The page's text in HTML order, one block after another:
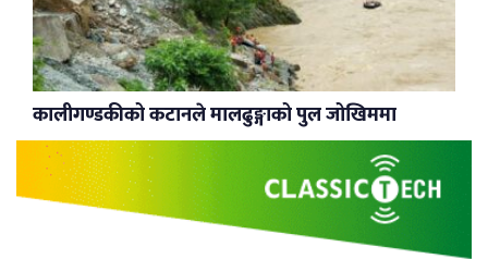
कालीगण्डकीको कटानले मालढुङ्गाको पुल जोखिममा